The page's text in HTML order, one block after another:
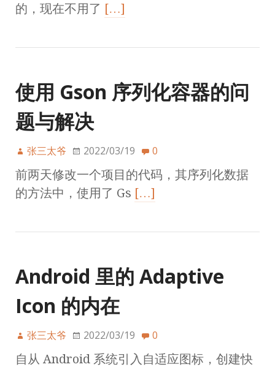
的，现在不用了 […]
使用 Gson 序列化容器的问
题与解决
张三太爷 2022/03/19 0
前两天修改一个项目的代码，其序列化数据
的方法中，使用了 Gs […]
Android 里的 Adaptive
Icon 的内在
张三太爷 2022/03/19 0
自从 Android 系统引入自适应图标，创建快